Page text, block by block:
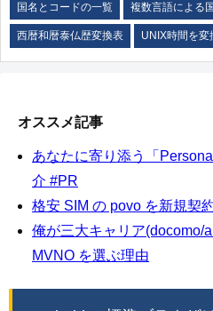
国名とコードの一覧 複数言語による
西暦和暦泰仏歴変換表 UNIX時間を変
オススメ記事
あなたに寄り添う「
介 #PR
格安 SIM の povo を新規契
俺が三大キャリア(docomo/
MVNO を選ぶ理由